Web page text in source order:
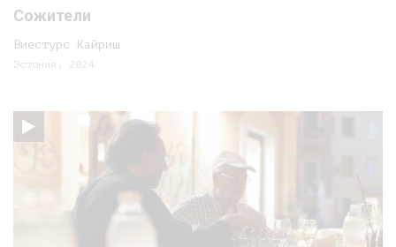
Сожители
Виестурс Кайриш
Эстония, 2024